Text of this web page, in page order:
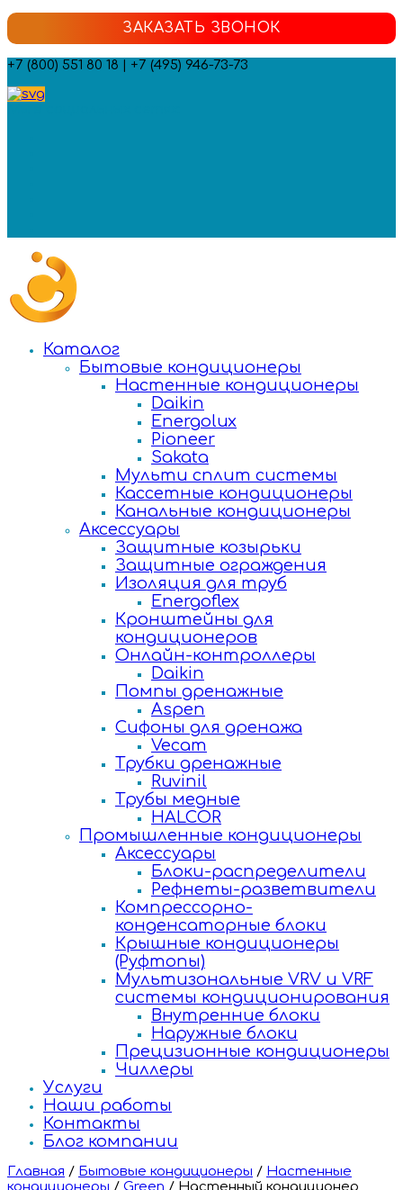
ЗАКАЗАТЬ ЗВОНОК
+7 (800) 551 80 18 | +7 (495) 946-73-73
Каталог
Бытовые кондиционеры
Настенные кондиционеры
Daikin
Energolux
Pioneer
Sakata
Мульти сплит системы
Кассетные кондиционеры
Канальные кондиционеры
Аксессуары
Защитные козырьки
Защитные ограждения
Изоляция для труб
Energoflex
Кронштейны для
кондиционеров
Онлайн-контроллеры
Daikin
Помпы дренажные
Aspen
Сифоны для дренажа
Vecam
Трубки дренажные
Ruvinil
Трубы медные
HALCOR
Промышленные кондиционеры
Аксессуары
Блоки-распределители
Рефнеты-разветвители
Компрессорно-
конденсаторные блоки
Крышные кондиционеры
(Руфтопы)
Мультизональные VRV и VRF
системы кондиционирования
Внутренние блоки
Наружные блоки
Прецизионные кондиционеры
Чиллеры
Услуги
Наши работы
Контакты
Блог компании
Главная / Бытовые кондиционеры / Настенные
кондиционеры / Green / Настенный кондиционер